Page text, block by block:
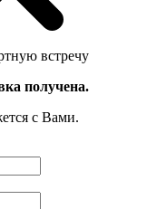
встречу
получена.
с Вами.